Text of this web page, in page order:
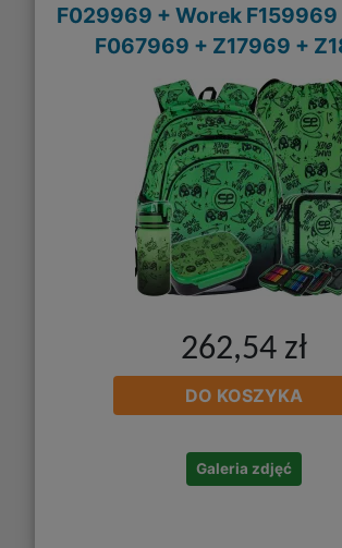
F029969 + Worek
F067969 + Z17969 +
262,54 zł
DO KOSZYKA
Galeria zdjęć